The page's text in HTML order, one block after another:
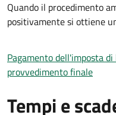
Quando il procedimento
positivamente si ottiene
Pagamento dell'imposta
provvedimento finale
Tempi e